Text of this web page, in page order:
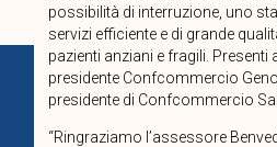
possibilità di interruzione, uno
servizi efficiente e di grande
pazienti anziani e fragili. Presenti
presidente Confcommercio
presidente di Confcommercio
“Ringraziamo l’assessore